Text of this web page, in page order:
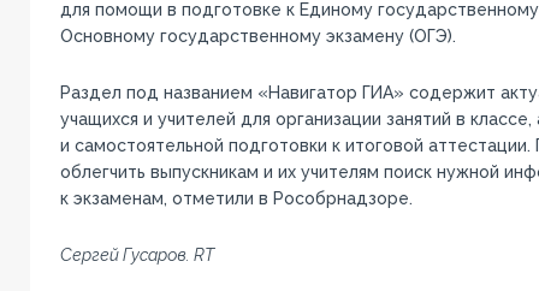
для помощи в подготовке к Единому
Основному государственному экзамену (ОГЭ).
Раздел под названием «Навигатор ГИА» содержит
учащихся и учителей для организации занятий в
и самостоятельной подготовки к итоговой аттестации.
облегчить выпускникам и их учителям поиск нужной
к экзаменам, отметили в Рособрнадзоре.
Сергей Гусаров. RT